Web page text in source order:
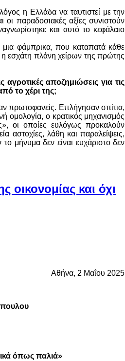
η Ελλάδα να ταυτιστεί με την
παραδοσιακές αξίες συνιστούν
και αυτό το κεφάλαιο
μια φάμπρικα, που καταπατά κάθε
εσχάτη πλάνη χείρων της πρώτης
αποζημιώσεις για τις
το χέρι της;
πρωτοφανείς. Επλήγησαν σπίτια,
ομολογία, ο κρατικός μηχανισμός
οι οποίες ευλόγως προκαλούν
αστοχίες, λάθη και παραλείψεις,
μήνυμα δεν είναι ευχάριστο δεν
και όχι
Αθήνα, 2 Μαΐου 2025
όπως παλιά»